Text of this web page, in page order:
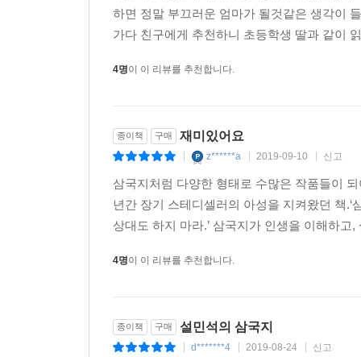
하면 정말 부끄러운 엄마가 될것같은 생각이
가다 친구에게 추천하니 초등학생 딸과 같이
4명이 이 리뷰를 추천합니다.
종이책 구매 재미있어요
z******a 2019-09-10 신고
삼국지처럼 다양한 형태로 수많은 작품들이
년간 장기 스테디셀러의 아성을 지켜왔던 책
상대도 하지 마라.’ 삼국지가 인생을 이해하
4명이 이 리뷰를 추천합니다.
종이책 구매 설민석의 삼국지
d*******4 2019-08-24 신고